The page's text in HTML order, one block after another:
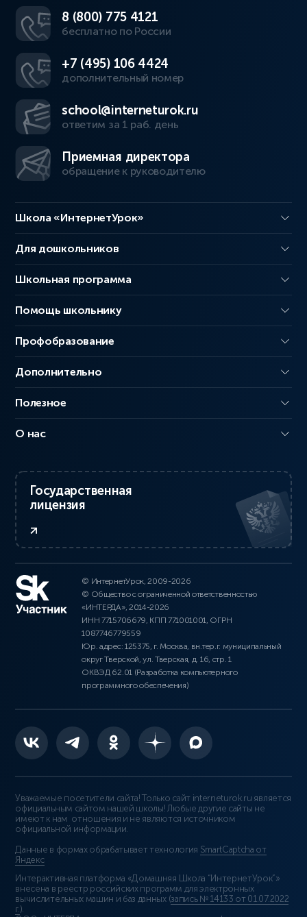
8 (800) 775 4121
бесплатно по России
+7 (495) 106 4424
дополнительный номер
school@interneturok.ru
ответим за 1 раб. день
Приемная директора
обращение к руководителю
Школа «ИнтернетУрок»
Для дошкольников
Школьная программа
Помощь школьнику
Профобразование
Дополнительно
Полезное
О нас
Государственная
лицензия
© ИнтернетУрок, 2009-2026
© Общество с ограниченной ответственностью
«ИНТЕРДА», 2014-2026
ИНН 7715706679, КПП 771001001, ОГРН
1087746779559
Юр. адрес: 125375, г. Москва, вн.тер.г. муниципальный
округ Тверской, ул. Тверская, д. 16, стр. 1
ОКВЭД 62.01 (Разработка компьютерного
программного обеспечения)
Уважаемые посетители сайта! Только сайт interneturok.ru является
официальным сайтом нашей школы! Любые другие сайты не
имеют к нам отношения и не являются источником
официальной информации.
Данные в формах обрабатывает технология SmartCaptcha от
Яндекс
Интерактивная платформа «Домашняя Школа “ИнтернетУрок”»
внесена в реестр российских программ для электронных
вычислительных машин и баз данных (запись № 14133 от 01.07.2022
г.).